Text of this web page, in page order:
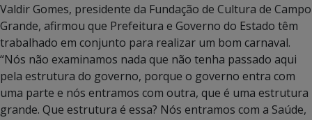
Valdir Gomes, presidente da Fundação de Cultura de Campo
Grande, afirmou que Prefeitura e Governo do Estado têm
trabalhado em conjunto para realizar um bom carnaval.
“Nós não examinamos nada que não tenha passado aqui
pela estrutura do governo, porque o governo entra com
uma parte e nós entramos com outra, que é uma estrutura
grande. Que estrutura é essa? Nós entramos com a Saúde,